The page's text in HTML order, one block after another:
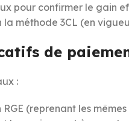
pour confirmer le gain
méthode 3CL (en
de
:
(reprenant les